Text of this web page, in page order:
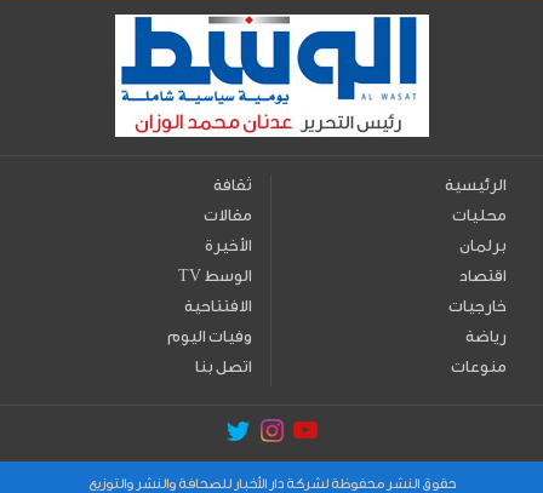
الرئيسية
محليات
برلمان
اقتصاد
خارجيات
رياضة
منوعات
ثقافة
مقالات
الأخيرة
TV الوسط
الافتتاحية
وفيات اليوم
اتصل بنا
حقوق النشر محفوظة لشركة دار الأخبار للصحافة والنشر والتوزيع